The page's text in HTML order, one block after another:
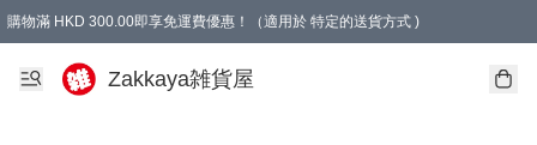
購物滿 HKD 300.00即享免運費優惠！（適用於 特定的送貨方式 )
Zakkaya雑貨屋